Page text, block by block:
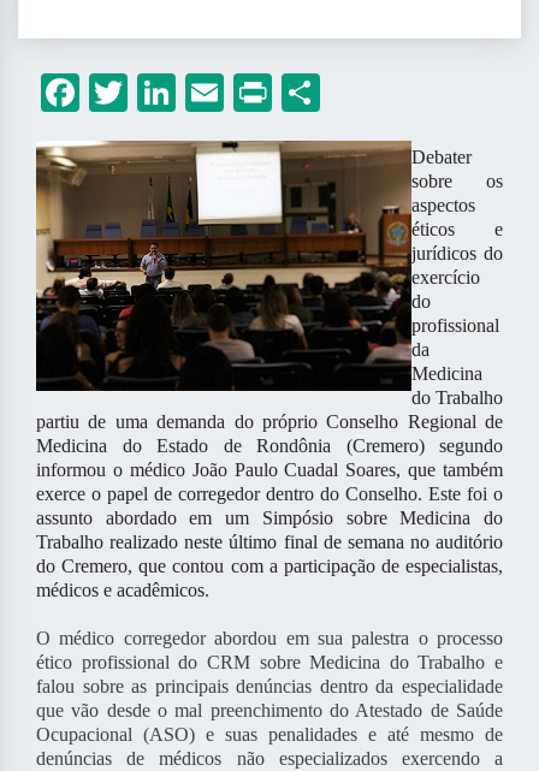
Facebook
Twitter
LinkedIn
Email
Print
Debater
sobre os
aspectos
éticos e
jurídicos do
exercício
do
profissional
da
Medicina
do Trabalho
partiu de uma demanda do próprio Conselho Regional de
Medicina do Estado de Rondônia (Cremero) segundo
informou o médico João Paulo Cuadal Soares, que também
exerce o papel de corregedor dentro do Conselho. Este foi o
assunto abordado em um Simpósio sobre Medicina do
Trabalho realizado neste último final de semana no auditório
do Cremero, que contou com a participação de especialistas,
médicos e acadêmicos.
O médico corregedor abordou em sua palestra o processo
ético profissional do CRM sobre Medicina do Trabalho e
falou sobre as principais denúncias dentro da especialidade
que vão desde o mal preenchimento do Atestado de Saúde
Ocupacional (ASO) e suas penalidades e até mesmo de
denúncias de médicos não especializados exercendo a